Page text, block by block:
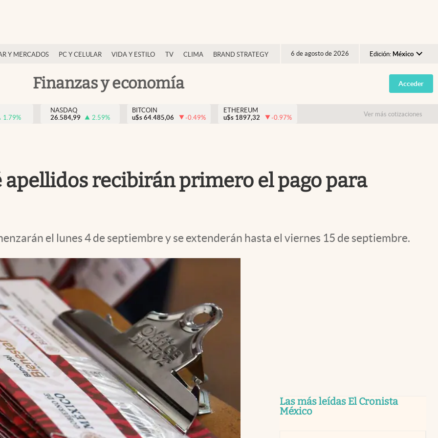
Y MERCADOS PC Y CELULAR VIDA Y ESTILO TV CLIMA BRAND STRATEGY 6 de agosto de 2026 Edición: México
Argentina
España
USA
Finanzas y economía Acceder
1.79%
NASDAQ
26.584,99
2.59%
BITCOIN
u$s 64.485,06 -0.49%
ETHEREUM
u$s 1897,32 -0.97% Ver más cotizaciones
apellidos recibirán primero el pago para
el lunes 4 de septiembre y se extenderán hasta el viernes 15 de septiembre.
Las más leídas El Cronista
México